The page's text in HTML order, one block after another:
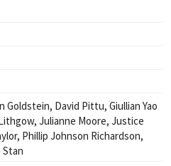
Goldstein, David Pittu, Giullian Yao
, Julianne Moore, Justice
, Phillip Johnson Richardson,
Stan